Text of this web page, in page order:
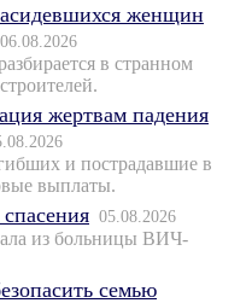
женщин
06.08.2026
в странном
жертвам падения
и пострадавшие в
выплаты.
05.08.2026
из больницы ВИЧ-
семью